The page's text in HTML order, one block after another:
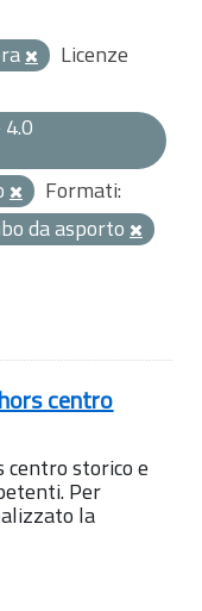
Licenze
Formati:
da asporto
centro
centro storico e
Per
la